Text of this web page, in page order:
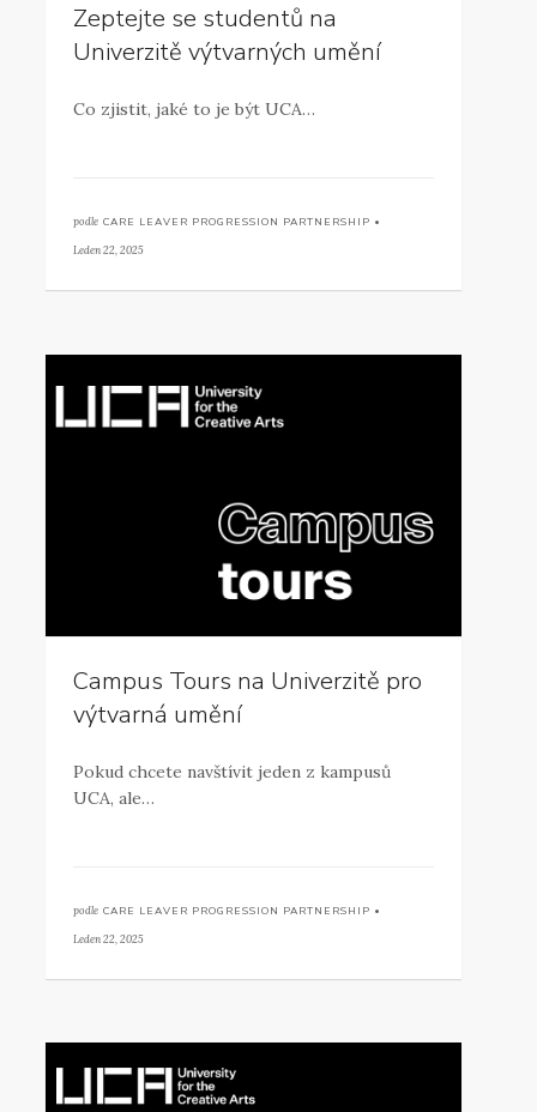
Zeptejte se studentů na
Univerzitě výtvarných umění
Co zjistit, jaké to je být UCA…
podle CARE LEAVER PROGRESSION PARTNERSHIP •
Leden 22, 2025
Campus Tours na Univerzitě pro
výtvarná umění
Pokud chcete navštívit jeden z kampusů
UCA, ale…
podle CARE LEAVER PROGRESSION PARTNERSHIP •
Leden 22, 2025